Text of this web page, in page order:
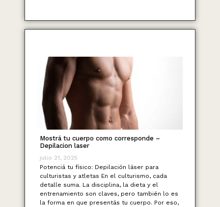
Mostrá tu cuerpo como corresponde –
Depilacion laser
julio 21, 2025
Potenciá tu físico: Depilación láser para
culturistas y atletas En el culturismo, cada
detalle suma. La disciplina, la dieta y el
entrenamiento son claves, pero también lo es
la forma en que presentás tu cuerpo. Por eso,